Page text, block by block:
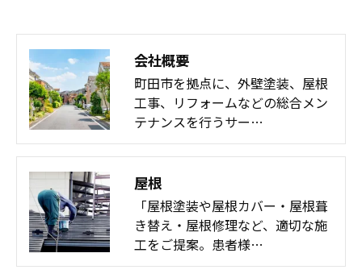
会社概要
町田市を拠点に、外壁塗装、屋根
工事、リフォームなどの総合メン
テナンスを行うサー…
屋根
「屋根塗装や屋根カバー・屋根葺
き替え・屋根修理など、適切な施
工をご提案。患者様…